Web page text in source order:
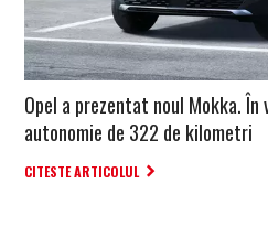
Opel a prezentat noul Mokka.
autonomie de 322 de kilometri
CITESTE ARTICOLUL